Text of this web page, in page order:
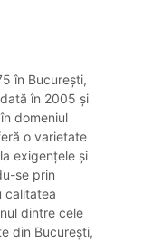
în București,
în 2005 și
domeniul
o varietate
exigențele și
se prin
calitatea
dintre cele
din București,